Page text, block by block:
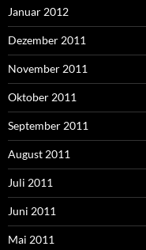
Januar 2012
Dezember 2011
November 2011
Oktober 2011
September 2011
August 2011
Juli 2011
Juni 2011
Mai 2011